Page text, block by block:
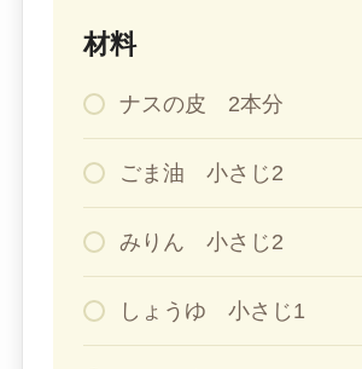
材料
ナスの皮 2本分
ごま油 小さじ2
みりん 小さじ2
しょうゆ 小さじ1